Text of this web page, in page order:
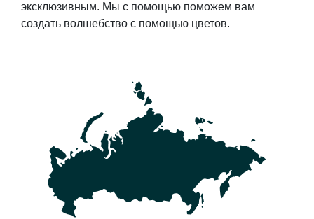
эксклюзивным. Мы с помощью поможем вам
создать волшебство с помощью цветов.